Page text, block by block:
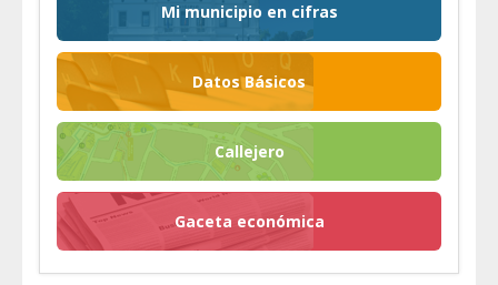
Mi municipio en cifras
Datos Básicos
Callejero
Gaceta económica